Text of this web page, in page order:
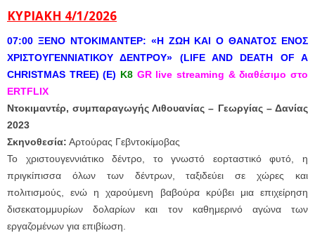
ΚΥΡΙΑΚΗ 4/1/2026
07:00 ΞΕΝΟ ΝΤΟΚΙΜΑΝΤΕΡ: «Η ΖΩΗ ΚΑΙ Ο ΘΑΝΑΤΟΣ ΕΝΟΣ
ΧΡΙΣΤΟΥΓΕΝΝΙΑΤΙΚΟΥ ΔΕΝΤΡΟΥ» (LIFE AND DEATH OF A
CHRISTMAS TREE) (E) Κ8 GR live streaming & διαθέσιμο στο
ERTFLIX
Ντοκιμαντέρ, συμπαραγωγής Λιθουανίας – Γεωργίας – Δανίας
2023
Σκηνοθεσία: Αρτούρας Γεβντοκίμοβας
Το χριστουγεννιάτικο δέντρο, το γνωστό εορταστικό φυτό, η
πριγκίπισσα όλων των δέντρων, ταξιδεύει σε χώρες και
πολιτισμούς, ενώ η χαρούμενη βαβούρα κρύβει μια επιχείρηση
δισεκατομμυρίων δολαρίων και τον καθημερινό αγώνα των
εργαζομένων για επιβίωση.